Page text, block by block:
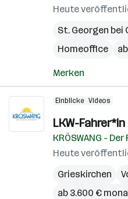
Heute
St. Georgen bei
Homeoffice
Merken
Einblicke Videos
LKW-Fahrer*in
KRÖSWANG -
Heute
Grieskirchen
ab 3.600 €